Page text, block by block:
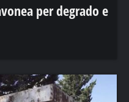
per degrado e